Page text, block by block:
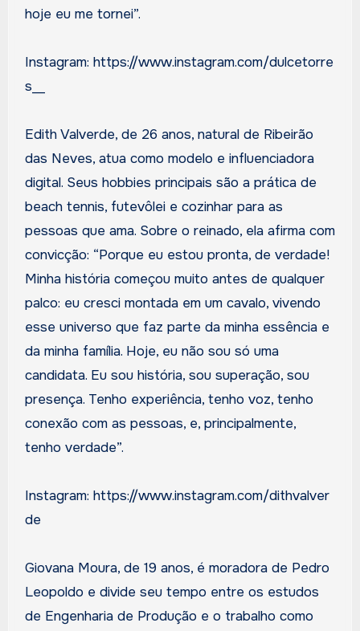
hoje eu me tornei”.
Instagram: https://www.instagram.com/dulcetorre
s__
Edith Valverde, de 26 anos, natural de Ribeirão
das Neves, atua como modelo e influenciadora
digital. Seus hobbies principais são a prática de
beach tennis, futevôlei e cozinhar para as
pessoas que ama. Sobre o reinado, ela afirma com
convicção: “Porque eu estou pronta, de verdade!
Minha história começou muito antes de qualquer
palco: eu cresci montada em um cavalo, vivendo
esse universo que faz parte da minha essência e
da minha família. Hoje, eu não sou só uma
candidata. Eu sou história, sou superação, sou
presença. Tenho experiência, tenho voz, tenho
conexão com as pessoas, e, principalmente,
tenho verdade”.
Instagram: https://www.instagram.com/dithvalver
de
Giovana Moura, de 19 anos, é moradora de Pedro
Leopoldo e divide seu tempo entre os estudos
de Engenharia de Produção e o trabalho como